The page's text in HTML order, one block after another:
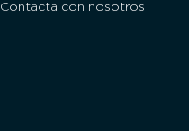
Contacta con nosotros